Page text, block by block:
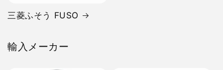
三菱ふそう FUSO
輸入メーカー